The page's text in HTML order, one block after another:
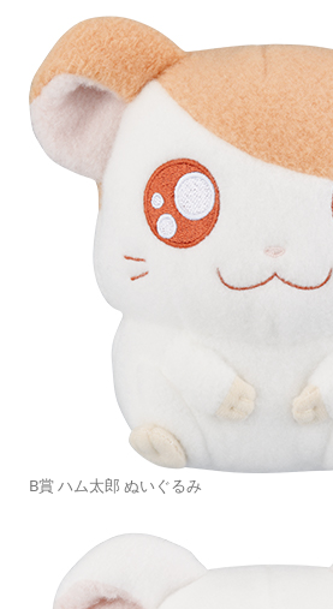
B賞 ハム太郎 ぬいぐるみ